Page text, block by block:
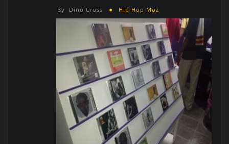
By Dino Cross Hip Hop Moz